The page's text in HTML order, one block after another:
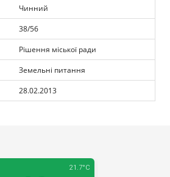
Прозорість влади
Документи
Чинний
38/56
Рішення міської ради
Земельні питання
28.02.2013